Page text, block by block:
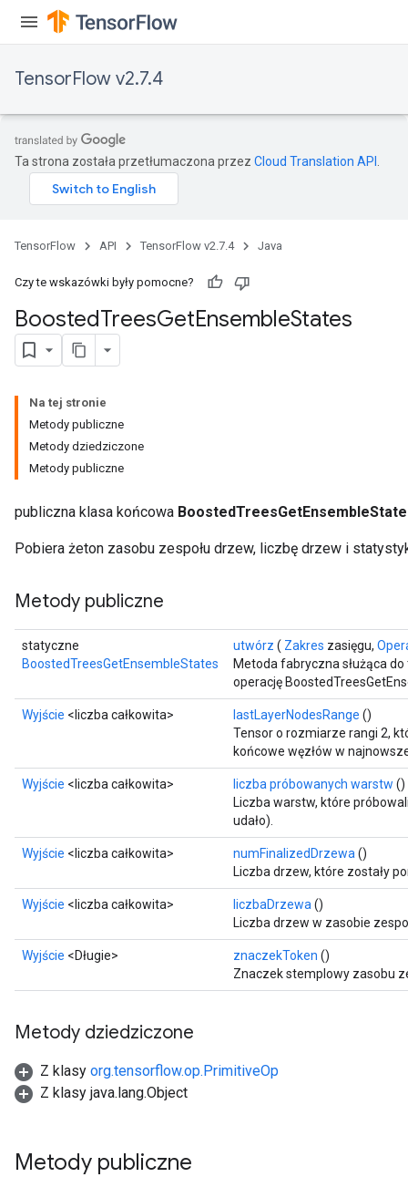
TensorFlow v2.7.4
Ta strona została przetłumaczona przez Cloud Translation API
TensorFlow API TensorFlow v2.7.4 Java
Czy te wskazówki były pomocne?
BoostedTreesGetEnsembleStates
Na tej stronie
Metody publiczne
Metody dziedziczone
Metody publiczne
publiczna klasa końcowa
Pobiera żeton zasobu zespołu drzew, liczbę drzew i
Metody publiczne
statyczne
BoostedTreesGetEnsembleStates
utwórz ( Zakres zasięgu,
Metoda fabryczna służąca
operację
Wyjście <liczba całkowita> lastLayerNodesRange ()
Tensor o rozmiarze rangi 2,
końcowe węzłów w
Wyjście <liczba całkowita> liczba próbowanych warstw ()
Liczba warstw, które
udało).
Wyjście <liczba całkowita> numFinalizedDrzewa ()
Liczba drzew, które zostały
Wyjście <liczba całkowita> liczbaDrzewa ()
Liczba drzew w zasobie
Wyjście <Długie> znaczekToken ()
Znaczek stemplowy zasobu
Metody dziedziczone
Z klasy org.tensorflow.op.PrimitiveOp
Z klasy java.lang.Object
Metody publiczne